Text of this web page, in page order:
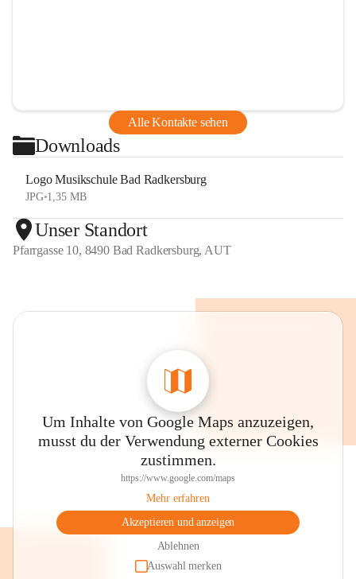
Alle Kontakte sehen
Downloads
Logo Musikschule Bad Radkersburg
JPG•1,35 MB
Unser Standort
Pfarrgasse 10, 8490 Bad Radkersburg, AUT
Um Inhalte von Google Maps anzuzeigen,
musst du der Verwendung externer Cookies
zustimmen.
https://www.google.com/maps
Mehr erfahren
Akzeptieren und anzeigen
Ablehnen
Auswahl merken